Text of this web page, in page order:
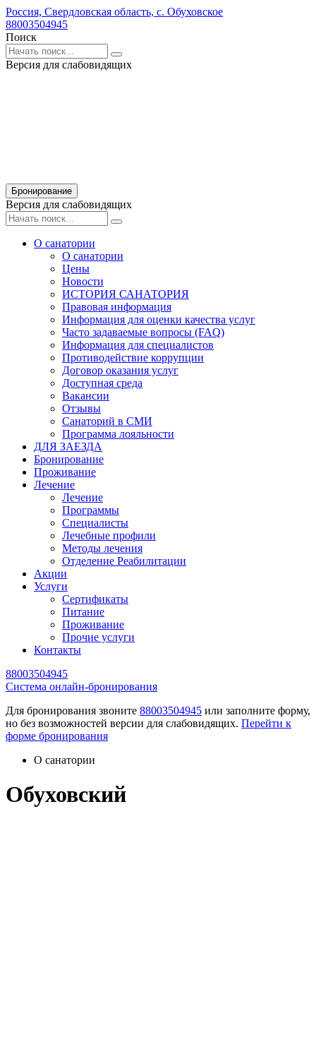
Россия, Свердловская область, с. Обуховское
88003504945
Поиск
Версия для слабовидящих
Бронирование
Версия для слабовидящих
О санатории
О санатории
Цены
Новости
ИСТОРИЯ САНАТОРИЯ
Правовая информация
Информация для оценки качества услуг
Часто задаваемые вопросы (FAQ)
Информация для специалистов
Противодействие коррупции
Договор оказания услуг
Доступная среда
Вакансии
Отзывы
Санаторий в СМИ
Программа лояльности
ДЛЯ ЗАЕЗДА
Бронирование
Проживание
Лечение
Лечение
Программы
Специалисты
Лечебные профили
Методы лечения
Отделение Реабилитации
Акции
Услуги
Сертификаты
Питание
Проживание
Прочие услуги
Контакты
88003504945
Cистема онлайн-бронирования
Для бронирования звоните 88003504945 или заполните форму,
но без возможностей версии для слабовидящих. Перейти к
форме бронирования
О санатории
Обуховский